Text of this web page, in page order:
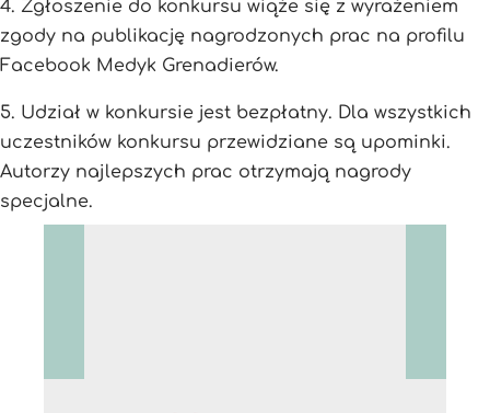
4. Zgłoszenie do konkursu wiąże się z wyrażeniem
zgody na publikację nagrodzonych prac na profilu
Facebook Medyk Grenadierów.
5. Udział w konkursie jest bezpłatny. Dla wszystkich
uczestników konkursu przewidziane są upominki.
Autorzy najlepszych prac otrzymają nagrody
specjalne.